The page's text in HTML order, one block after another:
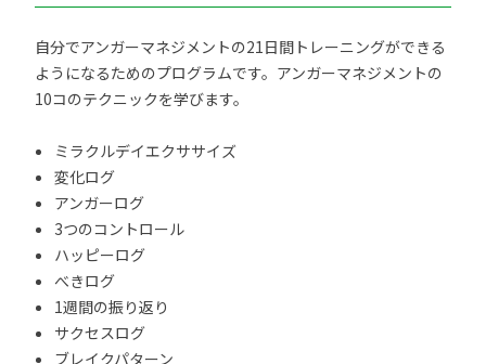
自分でアンガーマネジメントの21日間トレーニングができる
ようになるためのプログラムです。アンガーマネジメントの
10コのテクニックを学びます。
ミラクルデイエクササイズ
変化ログ
アンガーログ
3つのコントロール
ハッピーログ
べきログ
1週間の振り返り
サクセスログ
ブレイクパターン